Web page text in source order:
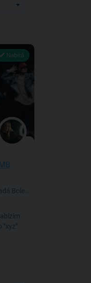
Nabírá